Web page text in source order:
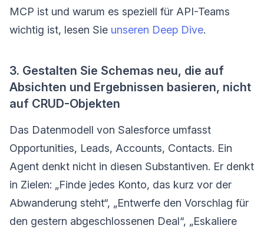
MCP ist und warum es speziell für API-Teams
wichtig ist, lesen Sie unseren Deep Dive.
3. Gestalten Sie Schemas neu, die auf
Absichten und Ergebnissen basieren, nicht
auf CRUD-Objekten
Das Datenmodell von Salesforce umfasst
Opportunities, Leads, Accounts, Contacts. Ein
Agent denkt nicht in diesen Substantiven. Er denkt
in Zielen: „Finde jedes Konto, das kurz vor der
Abwanderung steht“, „Entwerfe den Vorschlag für
den gestern abgeschlossenen Deal“, „Eskaliere